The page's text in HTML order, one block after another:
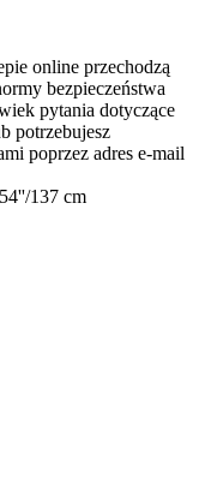
online przechodzą
bezpieczeństwa
pytania dotyczące
potrzebujesz
poprzez adres e-mail
137 cm